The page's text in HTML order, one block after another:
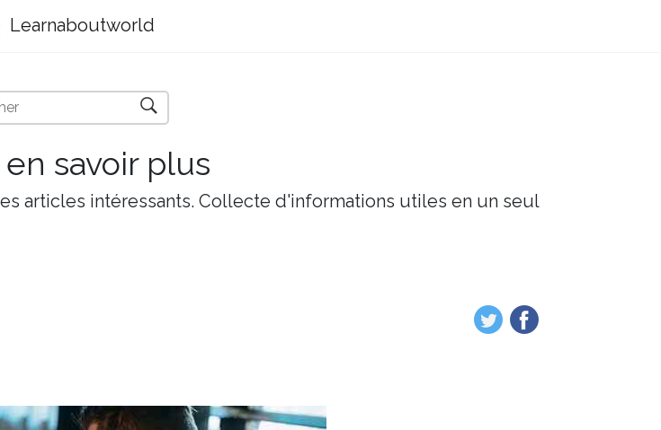
Learnaboutworld
savoir plus
articles intéressants. Collecte d'informations utiles en un seul